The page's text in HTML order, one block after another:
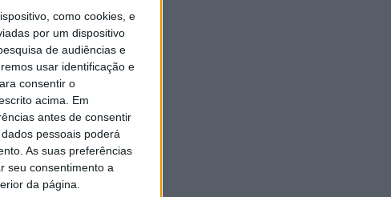
como cookies, e
por um dispositivo
de audiências e
usar identificação e
consentir o
acima. Em
antes de consentir
pessoais poderá
As suas preferências
seu consentimento a
da página.